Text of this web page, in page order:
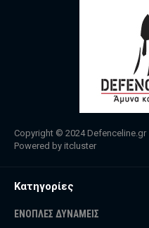
Copyright © 2024 Defenceline.gr
Powered by itcluster
Κατηγορίες
ΕΝΟΠΛΕΣ ΔΥΝΑΜΕΙΣ